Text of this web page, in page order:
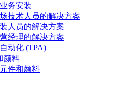
务安装
技术人员的解决方案
人员的解决方案
经理的解决方案
动化 (TPA)
颜料
件和颜料